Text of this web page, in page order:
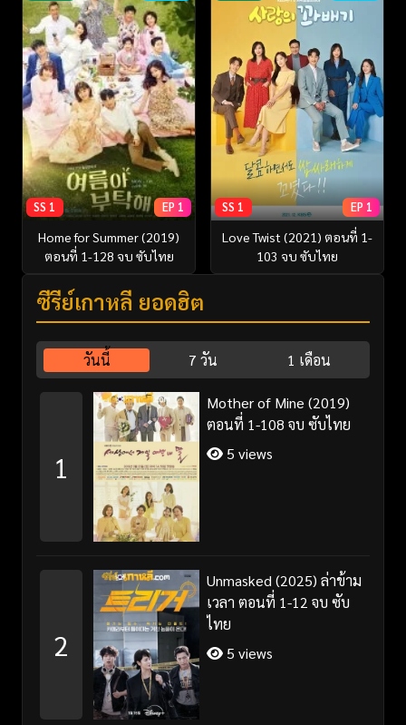
SS 1 EP 1
Home for Summer (2019)
ตอนที่ 1-128 จบ ซับไทย
SS 1 EP 1
Love Twist (2021) ตอนที่ 1-
103 จบ ซับไทย
ซีรี่ย์เกาหลี ยอดฮิต
วันนี้ 7 วัน 1 เดือน
1
Mother of Mine (2019)
ตอนที่ 1-108 จบ ซับไทย
5 views
2
Unmasked (2025) ล่าข้าม
เวลา ตอนที่ 1-12 จบ ซับ
ไทย
5 views